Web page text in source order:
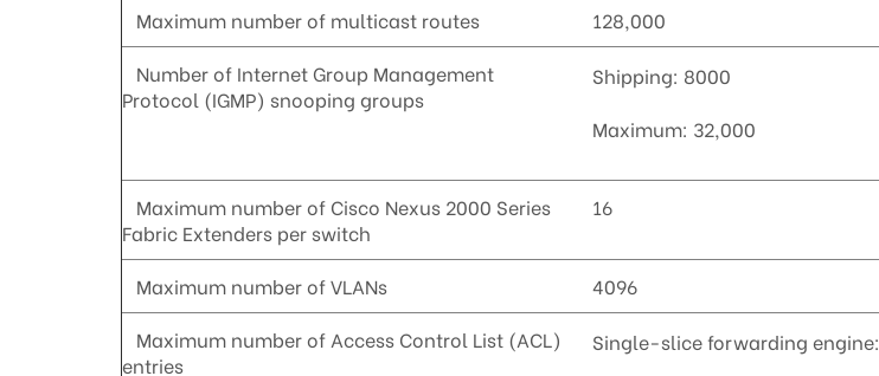
Maximum number of multicast routes
128,000
Number of Internet Group Management
Protocol (IGMP) snooping groups
Shipping: 8000
Maximum: 32,000
Maximum number of Cisco Nexus 2000 Series
Fabric Extenders per switch
16
Maximum number of VLANs
4096
Maximum number of Access Control List (ACL)
entries
Single-slice forwarding engine: